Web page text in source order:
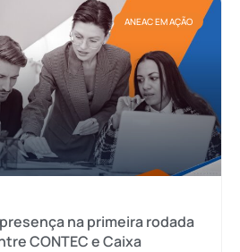
ANEAC EM AÇÃO
na primeira rodada
CONTEC e Caixa